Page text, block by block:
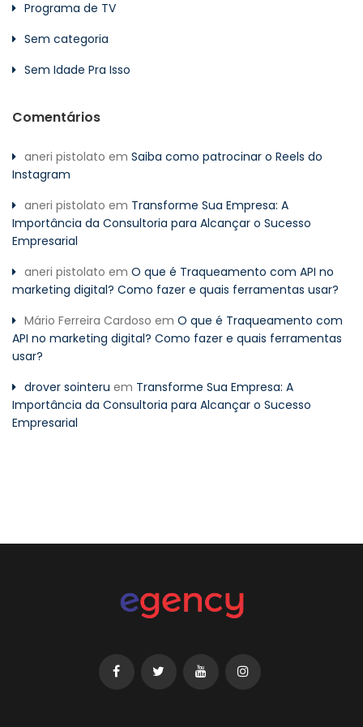
Programa de TV
Sem categoria
Sem Idade Pra Isso
Comentários
aneri pistolato em Saiba como patrocinar o Reels do
Instagram
aneri pistolato em Transforme Sua Empresa: A
Importância da Consultoria para Alcançar o Sucesso
Empresarial
aneri pistolato em O que é Traqueamento com API no
marketing digital? Como fazer e quais ferramentas usar?
Mário Ferreira Cardoso em O que é Traqueamento com
API no marketing digital? Como fazer e quais ferramentas
usar?
drover sointeru em Transforme Sua Empresa: A
Importância da Consultoria para Alcançar o Sucesso
Empresarial